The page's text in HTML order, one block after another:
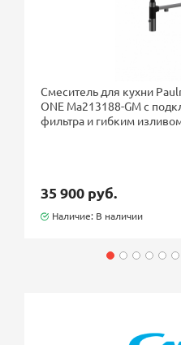
Смеситель для кухни
ONE Ma213188-GM с
фильтра и гибким
35 900 руб.
Наличие: В наличии